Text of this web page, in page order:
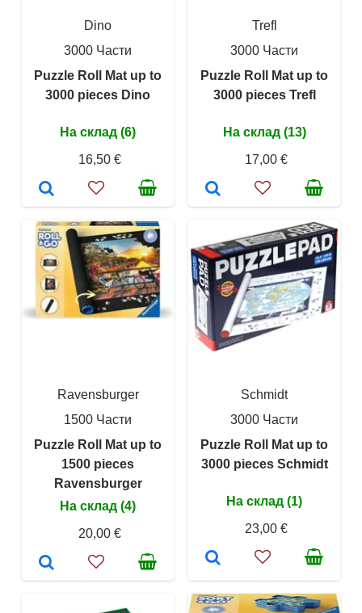
Dino
3000 Части
Puzzle Roll Mat up to
3000 pieces Dino
На склад (6)
16,50 €
Trefl
3000 Части
Puzzle Roll Mat up to
3000 pieces Trefl
На склад (13)
17,00 €
Ravensburger
1500 Части
Puzzle Roll Mat up to
1500 pieces
Ravensburger
На склад (4)
20,00 €
Schmidt
3000 Части
Puzzle Roll Mat up to
3000 pieces Schmidt
На склад (1)
23,00 €